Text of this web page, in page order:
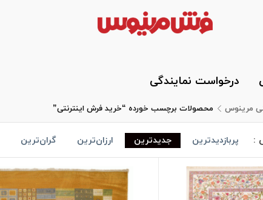
درخواست نمایندگی
مرینوس محصولات برچسب خورده “خرید فرش اینترنتی”
: پربازدیدترین جدیدترین ارزان‌ترین گران‌ترین